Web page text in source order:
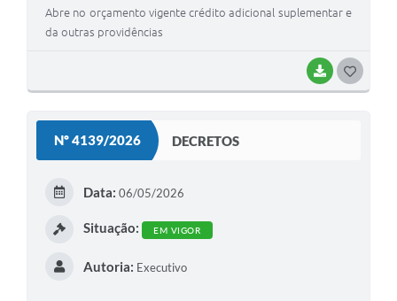
BAIXAR
Abre no orçamento vigente crédito adicional suplementar e
da outras providências
Nº 4139/2026 DECRETOS
Data: 06/05/2026
Situação: EM VIGOR
Autoria: Executivo